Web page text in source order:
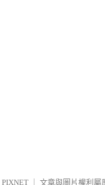
PIXNET 文章與圖片權利屬